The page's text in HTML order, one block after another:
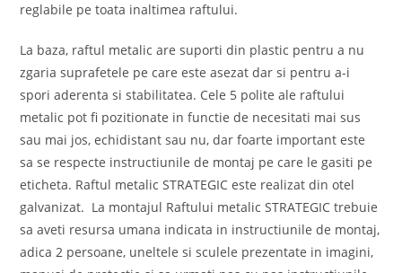
reglabile pe toata inaltimea raftului.
La baza, raftul metalic are suporti din plastic pentru a nu
zgaria suprafetele pe care este asezat dar si pentru a-i
spori aderenta si stabilitatea. Cele 5 polite ale raftului
metalic pot fi pozitionate in functie de necesitati mai sus
sau mai jos, echidistant sau nu, dar foarte important este
sa se respecte instructiunile de montaj pe care le gasiti pe
eticheta. Raftul metalic STRATEGIC este realizat din otel
galvanizat. La montajul Raftului metalic STRATEGIC trebuie
sa aveti resursa umana indicata in instructiunile de montaj,
adica 2 persoane, uneltele si sculele prezentate in imagini,